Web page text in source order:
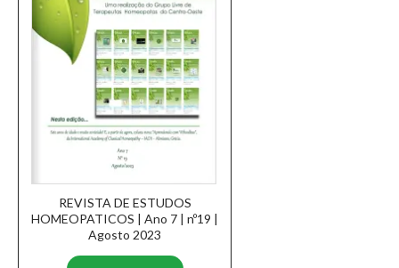
REVISTA DE ESTUDOS
HOMEOPATICOS | Ano 7 | nº19 |
Agosto 2023